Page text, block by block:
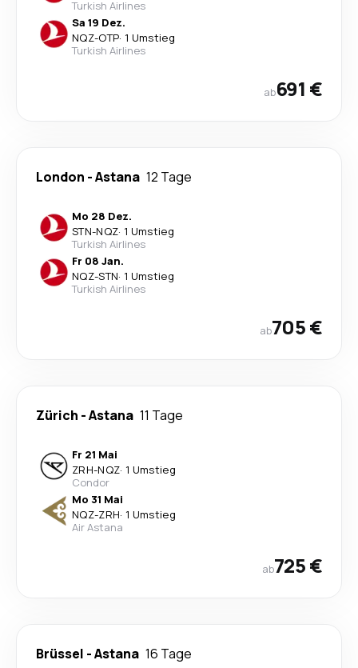
Turkish Airlines
Sa 19 Dez.
NQZ-OTP· 1 Umstieg
Turkish Airlines
ab691 €
London -Astana 12 Tage
Mo 28 Dez.
STN-NQZ· 1 Umstieg
Turkish Airlines
Fr 08 Jan.
NQZ-STN· 1 Umstieg
Turkish Airlines
ab705 €
Zürich -Astana 11 Tage
Fr 21 Mai
ZRH-NQZ· 1 Umstieg
Condor
Mo 31 Mai
NQZ-ZRH· 1 Umstieg
Air Astana
ab725 €
Brüssel -Astana 16 Tage